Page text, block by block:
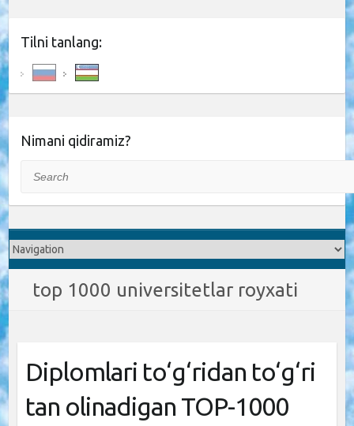
Tilni tanlang:
Nimani qidiramiz?
top 1000 universitetlar royxati
Diplomlari to‘g‘ridan to‘g‘ri
tan olinadigan TOP-1000